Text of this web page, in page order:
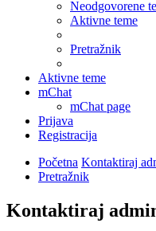
Neodgovorene
Aktivne teme
Pretražnik
Aktivne teme
mChat
mChat page
Prijava
Registracija
Početna Kontaktiraj
Pretražnik
Kontaktiraj